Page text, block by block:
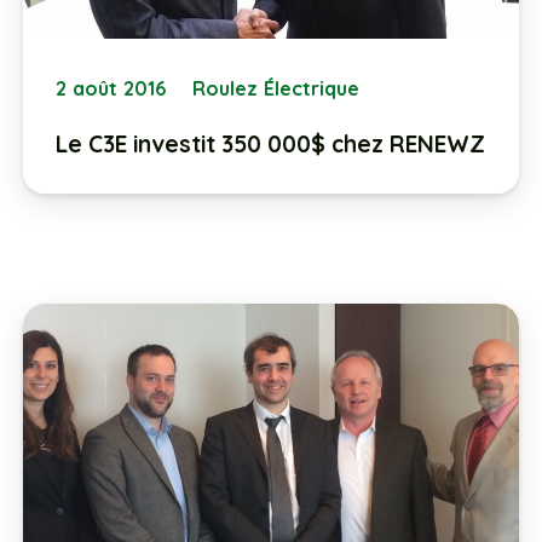
2 août 2016 Roulez Électrique
Le C3E investit 350 000$ chez RENEWZ